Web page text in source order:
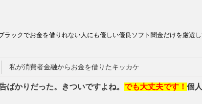
ックでお金を借りれない人にも優しい優良ソフト闇金だけを厳選
私が消費者金融からお金を借りたキッカケ
かりだった。きついですよね。 でも大丈夫です！ 個